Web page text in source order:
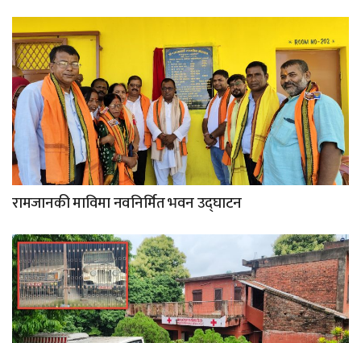
रामजानकी माविमा नवनिर्मित भवन उद्घाटन